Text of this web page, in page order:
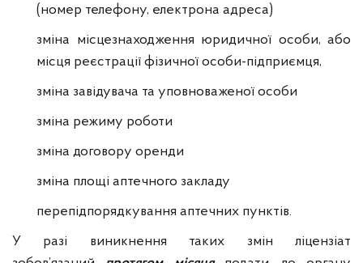
(номер телефону, електрона адреса)
зміна місцезнаходження юридичної особи, або
місця реєстрації фізичної особи-підприємця,
зміна завідувача та уповноваженої особи
зміна режиму роботи
зміна договору оренди
зміна площі аптечного закладу
перепідпорядкування аптечних пунктів.
У разі виникнення таких змін ліцензіат